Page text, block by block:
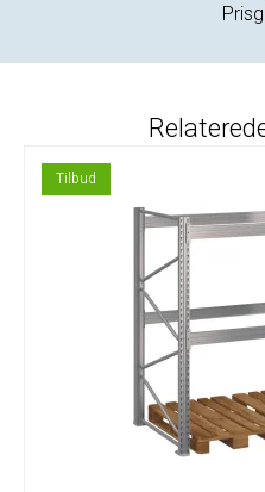
Tilbud